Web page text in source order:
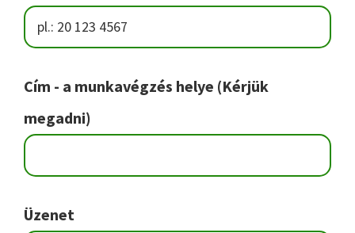
Cím - a munkavégzés helye (Kérjük
megadni)
Üzenet